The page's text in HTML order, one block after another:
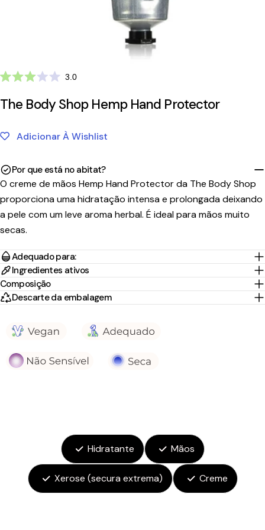
3.0
de
3.0Clique
ir
para
avaliações
The Body Shop Hemp Hand Protector
Adicionar À Wishlist
Por que está no abitat?
O creme de mãos Hemp Hand Protector da The Body Shop
proporciona uma hidratação intensa e prolongada deixando
a pele com um leve aroma herbal. É ideal para mãos muito
secas.
Adequado para:
Ingredientes ativos
Composição
Descarte da embalagem
Hidratante Mãos
Xerose (secura extrema) Creme